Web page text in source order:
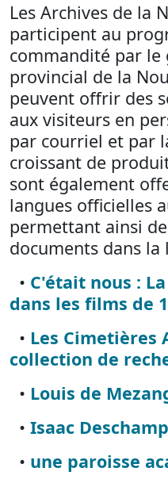
Les Archives de la
participent au
commandité par
provincial de la
peuvent offrir des
aux visiteurs en
par courriel et par
croissant de
sont également
langues officielles
permettant ainsi
documents dans
• C'était nous :
dans les films de
• Les Cimetières
collection de
• Louis de
• Isaac
• une paroisse